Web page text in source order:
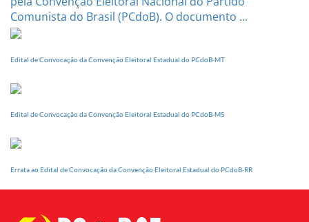
Comunista do Brasil (PCdoB). O documento ...
Edital de Convocação da Convenção Eleitoral Estadual do PCdoB-MT
Edital de Convocação da Convenção Eleitoral Estadual do PCdoB-MS
Errata ao Edital de Convocação da Convenção Eleitoral Estadual do PCdoB-RR